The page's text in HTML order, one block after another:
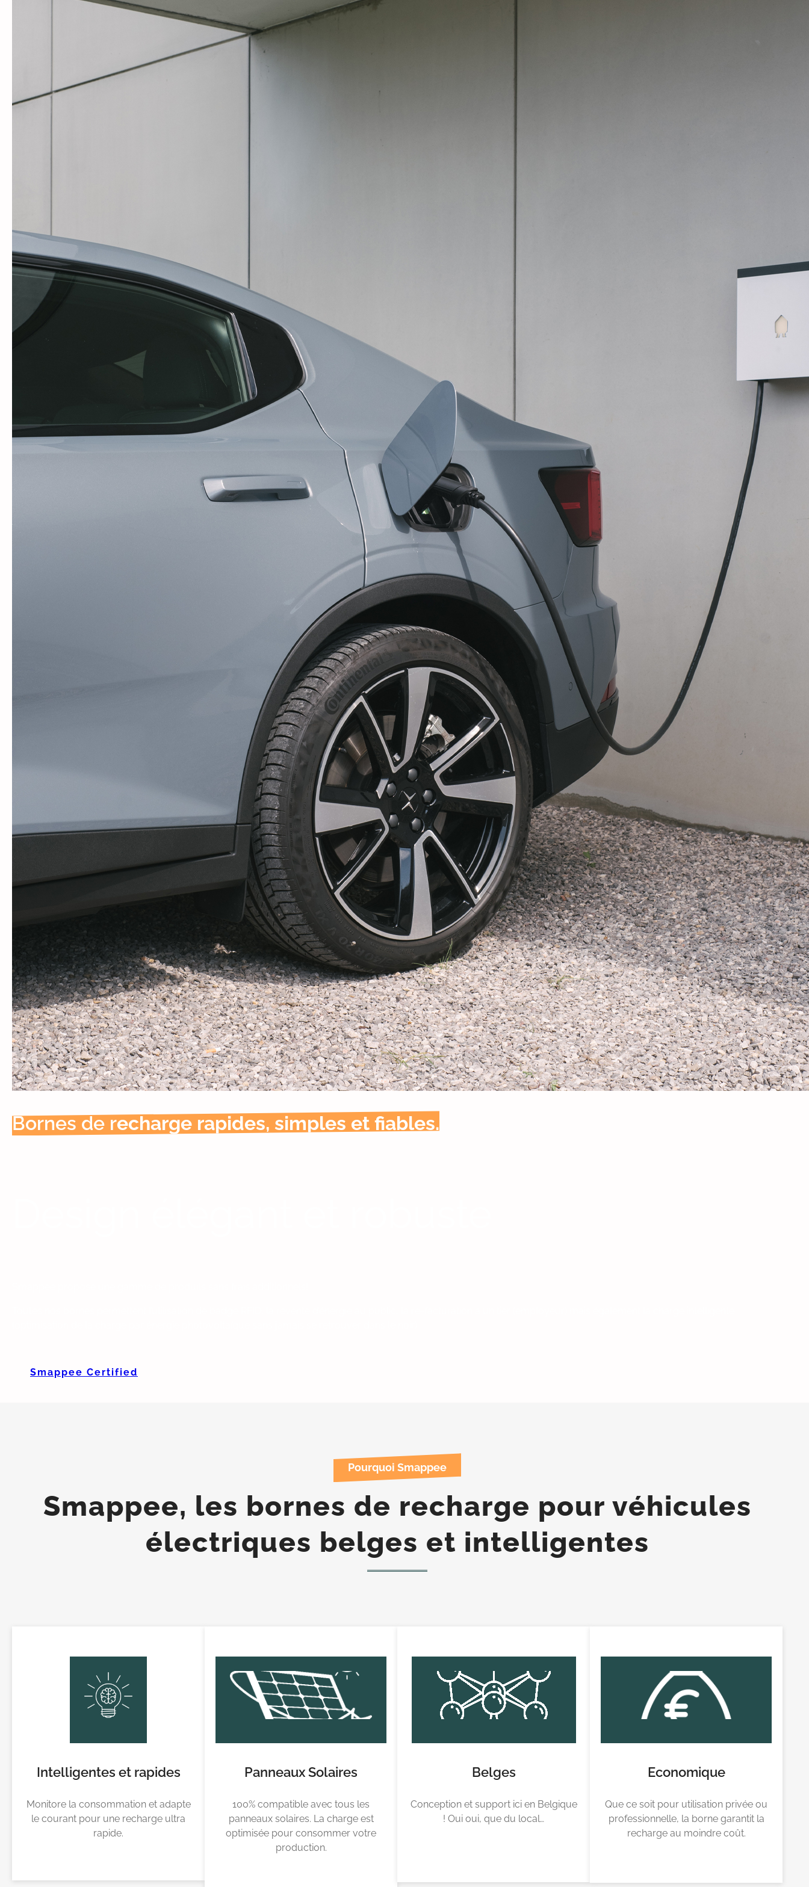
Bornes de recharge rapides, simples et fiables.
Smappee Certified
Pourquoi Smappee
Smappee, les bornes de recharge pour véhicules
électriques belges et intelligentes
Intelligentes et rapides
Monitore la consommation et adapte
le courant pour une recharge ultra
rapide.
Panneaux Solaires
100% compatible avec tous les
panneaux solaires. La charge est
optimisée pour consommer votre
production.
Belges
Conception et support ici en Belgique
! Oui oui, que du local…
Economique
Que ce soit pour utilisation privée ou
professionnelle, la borne garantit la
recharge au moindre coût.